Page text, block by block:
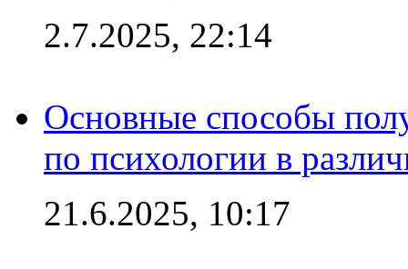
2.7.2025, 22:14
Основные способы
по психологии в
21.6.2025, 10:17